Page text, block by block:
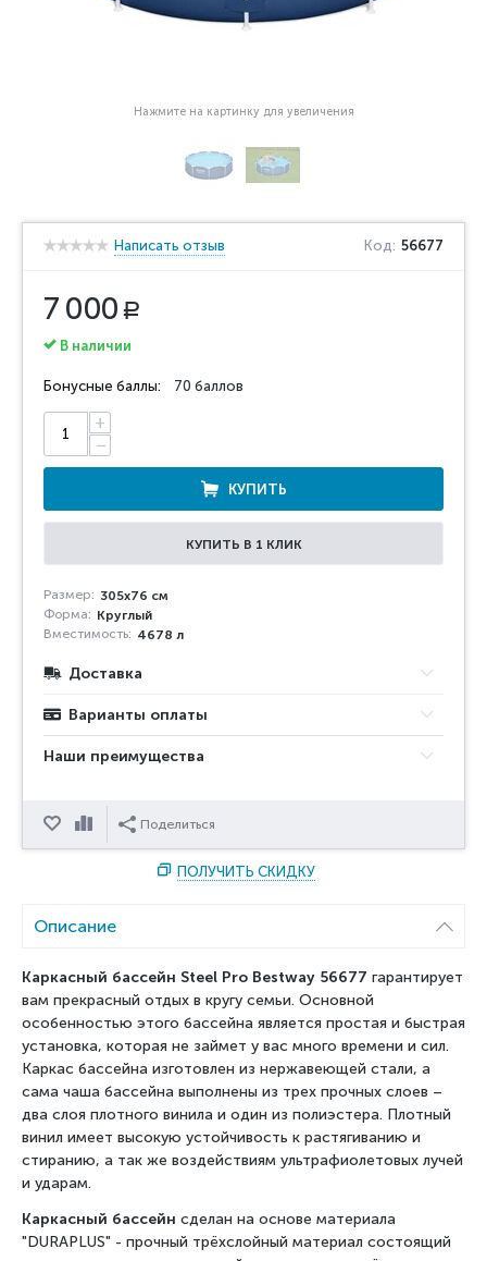
Нажмите на картинку для увеличения
Написать отзыв Код: 56677
7 000 Р
В наличии
Бонусные баллы: 70 баллов
+
−
КУПИТЬ
КУПИТЬ В 1 КЛИК
Размер: 305x76 см
Форма: Круглый
Вместимость: 4678 л
Доставка
Варианты оплаты
Наши преимущества
ОтложитьСравнитьПоделиться
ПОЛУЧИТЬ СКИДКУ
Описание
Каркасный бассейн Steel Pro Bestway 56677 гарантирует
вам прекрасный отдых в кругу семьи. Основной
особенностью этого бассейна является простая и быстрая
установка, которая не займет у вас много времени и сил.
Каркас бассейна изготовлен из нержавеющей стали, а
сама чаша бассейна выполнены из трех прочных слоев –
два слоя плотного винила и один из полиэстера. Плотный
винил имеет высокую устойчивость к растягиванию и
стиранию, а так же воздействиям ультрафиолетовых лучей
и ударам.
Каркасный бассейн сделан на основе материала
"DURAPLUS" - прочный трёхслойный материал состоящий